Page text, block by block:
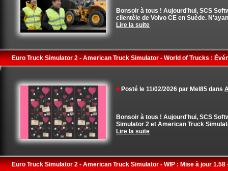
Bonsoir à tous ! Aujourd'hui, SCS
clientèle de Volvo CE en Suède.
Lire la suite
Euro Truck Simulator 2 - American Truck Simulator - World of Trucks :
■ Posté le 11/02/2026 par Mel85 dans
Bonsoir à tous ! Aujourd'hui, SCS
Simulator 2 et American Truck
Lire la suite
Euro Truck Simulator 2 - American Truck Simulator - WIP : Mise à jour 1.58